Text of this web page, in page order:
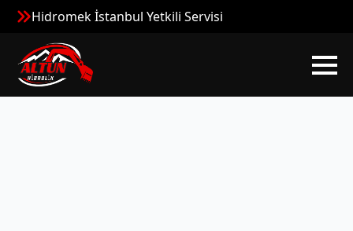
Hidromek İstanbul Yetkili Servisi